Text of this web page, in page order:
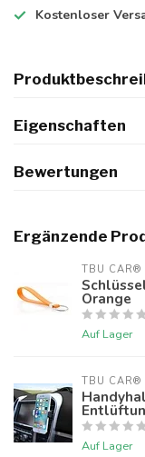
Kostenloser
Eigenschaften
Bewertungen
Ergänzende
TBU CAR®
Orange
Auf Lager
TBU CAR®
Auf Lager